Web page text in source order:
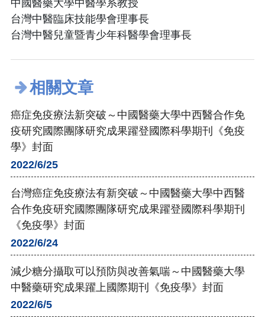
中國醫藥大學中醫學系教授
台灣中醫臨床技能學會理事長
台灣中醫兒童暨青少年科醫學會理事長
相關文章
癌症免疫療法新突破～中國醫藥大學中西醫合作免
疫研究國際團隊研究成果躍登國際科學期刊《免疫
學》封面
2022/6/25
台灣癌症免疫療法有新突破～中國醫藥大學中西醫
合作免疫研究國際團隊研究成果躍登國際科學期刊
《免疫學》封面
2022/6/24
減少糖分攝取可以預防與改善氣喘～中國醫藥大學
中醫藥研究成果躍上國際期刊《免疫學》封面
2022/6/5